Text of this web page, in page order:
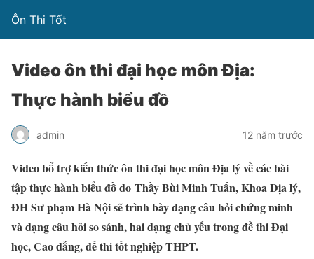
Ôn Thi Tốt
Video ôn thi đại học môn Địa:
Thực hành biểu đồ
admin 12 năm trước
Video bổ trợ kiến thức ôn thi đại học môn Địa lý về các bài
tập thực hành biểu đồ do Thầy Bùi Minh Tuấn, Khoa Địa lý,
ĐH Sư phạm Hà Nội sẽ trình bày dạng câu hỏi chứng minh
và dạng câu hỏi so sánh, hai dạng chủ yếu trong đề thi Đại
học, Cao đẳng, đề thi tốt nghiệp THPT.